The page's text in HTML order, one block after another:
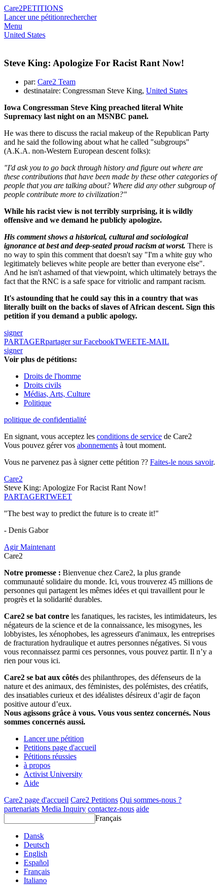
Care2PETITIONS
Lancer une pétitionrechercher
Menu
United States
Steve King: Apologize For Racist Rant Now!
par: Care2 Team
destinataire: Congressman Steve King, United States
Iowa Congressman Steve King preached literal White
Supremacy last night on an MSNBC panel.
He was there to discuss the racial makeup of the Republican Party
and he said the following about what he called "subgroups"
(A.K.A. non-Western European descent folks):
"I'd ask you to go back through history and figure out where are
these contributions that have been made by these other categories of
people that you are talking about? Where did any other subgroup of
people contribute more to civilization?"
While his racist view is not terribly surprising, it is wildly
offensive and we demand he publicly apologize.
His comment shows a historical, cultural and sociological
ignorance at best and deep-seated proud racism at worst. There is
no way to spin this comment that doesn't say "I'm a white guy who
legitimately believes white people are better than everyone else".
And he isn't ashamed of that viewpoint, which ultimately betrays the
fact that the RNC is a safe space for vitriolic and rampant racism.
It's astounding that he could say this in a country that was
literally built on the backs of slaves of African descent. Sign this
petition if you demand a public apology.
signer
PARTAGERpartager sur FacebookTWEETE-MAIL
signer
Voir plus de pétitions:
Droits de l'homme
Droits civils
Médias, Arts, Culture
Politique
politique de confidentialité
En signant, vous acceptez les conditions de service de Care2
Vous pouvez gérer vos abonnements à tout moment.
Vous ne parvenez pas à signer cette pétition ?? Faites-le nous savoir.
Care2
Steve King: Apologize For Racist Rant Now!
PARTAGERTWEET
"The best way to predict the future is to create it!"
- Denis Gabor
Agir Maintenant
Care2
Notre promesse : Bienvenue chez Care2, la plus grande
communauté solidaire du monde. Ici, vous trouverez 45 millions de
personnes qui partagent les mêmes idées et qui travaillent pour le
progrès et la solidarité durables.
Care2 se bat contre les fanatiques, les racistes, les intimidateurs, les
négateurs de la science et de la connaissance, les misogynes, les
lobbyistes, les xénophobes, les agresseurs d'animaux, les entreprises
de fracturation hydraulique et autres personnes négatives. Si vous
vous reconnaissez parmi ces personnes, vous pouvez partir. Il n’y a
rien pour vous ici.
Care2 se bat aux côtés des philanthropes, des défenseurs de la
nature et des animaux, des féministes, des polémistes, des créatifs,
des insatiables curieux et des idéalistes désireux d’agir de façon
positive autour d’eux.
Nous agissons grâce à vous. Vous vous sentez concernés. Nous
sommes concernés aussi.
Lancer une pétition
Petitions page d'accueil
Pétitions réussies
à propos
Activist University
Aide
Care2 page d'accueil Care2 Petitions Qui sommes-nous ?
partenariats Media Inquiry contactez-nous aide
Français
Dansk
Deutsch
English
Español
Français
Italiano